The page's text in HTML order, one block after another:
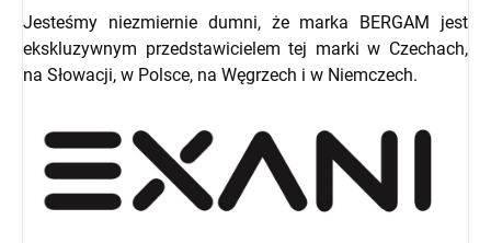
Jesteśmy niezmiernie dumni, że marka BERGAM jest
ekskluzywnym przedstawicielem tej marki w Czechach,
na Słowacji, w Polsce, na Węgrzech i w Niemczech.